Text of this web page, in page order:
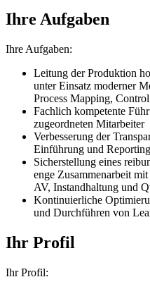
Ihre Aufgaben
Ihre Aufgaben:
Leitung der Produktion
unter Einsatz moderner
Process Mapping,
Fachlich kompetente
zugeordneten Mitarbeiter
Verbesserung der
Einführung und
Sicherstellung eines
enge Zusammenarbeit
AV, Instandhaltung und
Kontinuierliche
und Durchführen von
Ihr Profil
Ihr Profil: